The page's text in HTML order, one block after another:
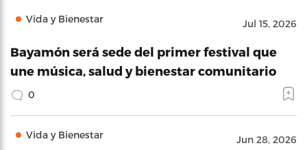
Vida y Bienestar Jul 15, 2026
Bayamón será sede del primer festival que
une música, salud y bienestar comunitario
0
Vida y Bienestar Jun 28, 2026